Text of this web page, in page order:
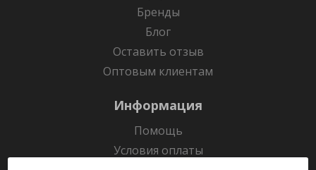
Бренды
Блог
Оставить отзыв
Оптовым клиентам
Информация
Помощь
Условия оплаты